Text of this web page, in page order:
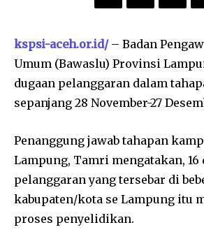
kspsi-aceh.or.id/– Badan
Umum (Bawaslu) Provinsi
dugaan pelanggaran dalam
sepanjang 28 November-27
Penanggung jawab tahapan
Lampung, Tamri mengatakan, 16
pelanggaran yang tersebar di
kabupaten/kota se Lampung itu
proses penyelidikan.